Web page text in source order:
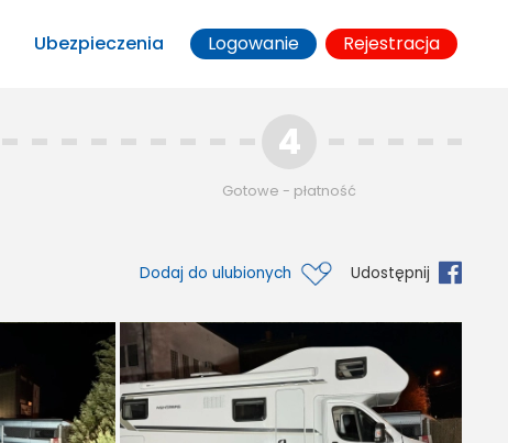
Ubezpieczenia Logowanie Rejestracja
4
Gotowe - płatność
Dodaj do ulubionych Udostępnij